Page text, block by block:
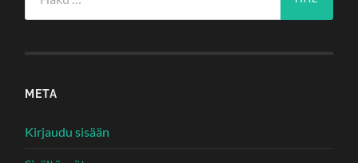
META
Kirjaudu sisään